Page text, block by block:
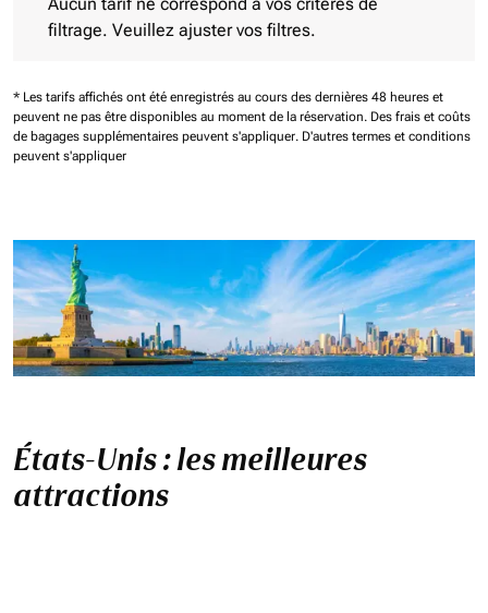
Aucun tarif ne correspond à vos critères de
filtrage. Veuillez ajuster vos filtres.
* Les tarifs affichés ont été enregistrés au cours des dernières 48 heures et
peuvent ne pas être disponibles au moment de la réservation. Des frais et coûts
de bagages supplémentaires peuvent s'appliquer. D'autres termes et conditions
peuvent s'appliquer
États-Unis : les meilleures
attractions